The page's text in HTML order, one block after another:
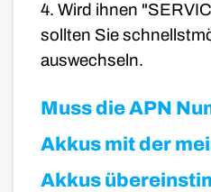
4. Wird ihnen
sollten Sie
auswechseln.
Muss die APN
Akkus mit der
Akkus